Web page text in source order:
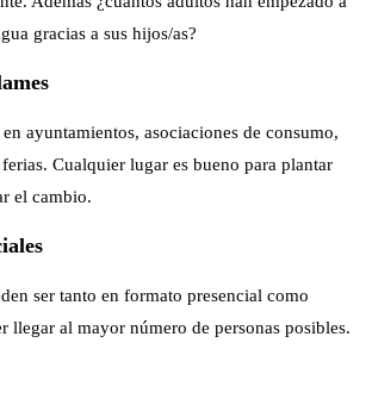
gracias a sus hijos/as?
ayuntamientos, asociaciones de consumo,
Cualquier lugar es bueno para plantar
el cambio.
ser tanto en formato presencial como
llegar al mayor número de personas posibles.